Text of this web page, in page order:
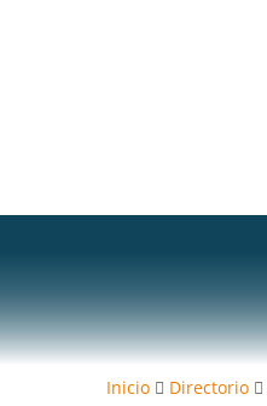
Inicio Directorio